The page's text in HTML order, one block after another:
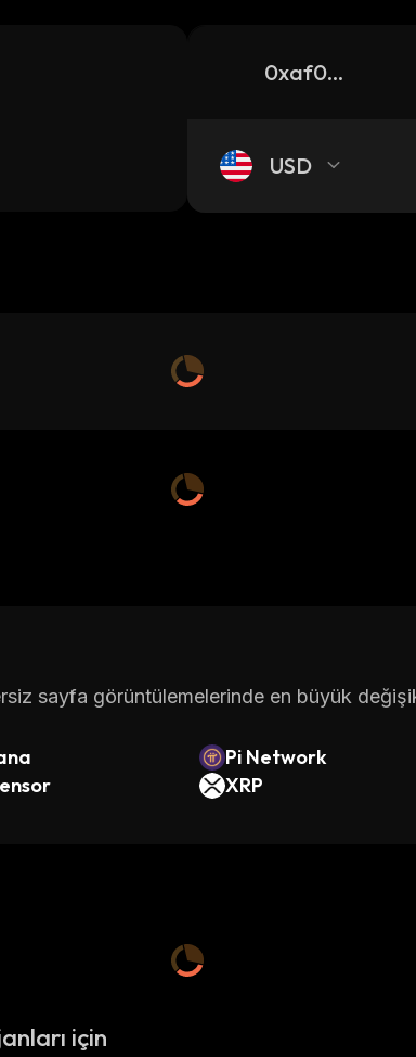
0xaf04e2f82c5ce88ac8d2be016c47d22ce85da13b_robinhood
USD
sayfa görüntülemelerinde en büyük
Pi Network
XRP
için